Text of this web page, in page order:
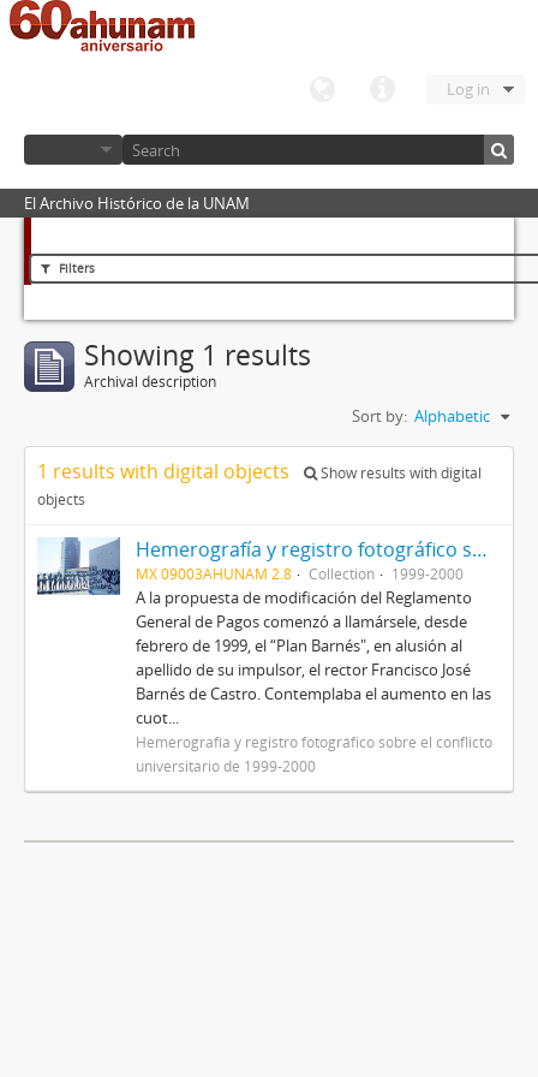
Log in
El Archivo Histórico de la UNAM
Filters
Showing 1 results
Archival description
Sort by: Alphabetic
1 results with digital objects
Show results with digital
objects
Hemerografía y registro fotográfico sobre el conflicto universitario de 1999-2000
MX 09003AHUNAM 2.8 Collection 1999-2000
A la propuesta de modificación del Reglamento
General de Pagos comenzó a llamársele, desde
febrero de 1999, el “Plan Barnés", en alusión al
apellido de su impulsor, el rector Francisco José
Barnés de Castro. Contemplaba el aumento en las
cuot...
Hemerografía y registro fotográfico sobre el conflicto
universitario de 1999-2000